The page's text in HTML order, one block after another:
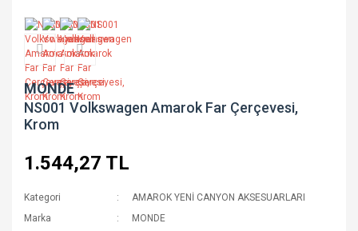
MONDE
NS001 Volkswagen Amarok Far Çerçevesi,
Krom
1.544,27 TL
Kategori
AMAROK YENİ CANYON AKSESUARLARI
Marka
MONDE